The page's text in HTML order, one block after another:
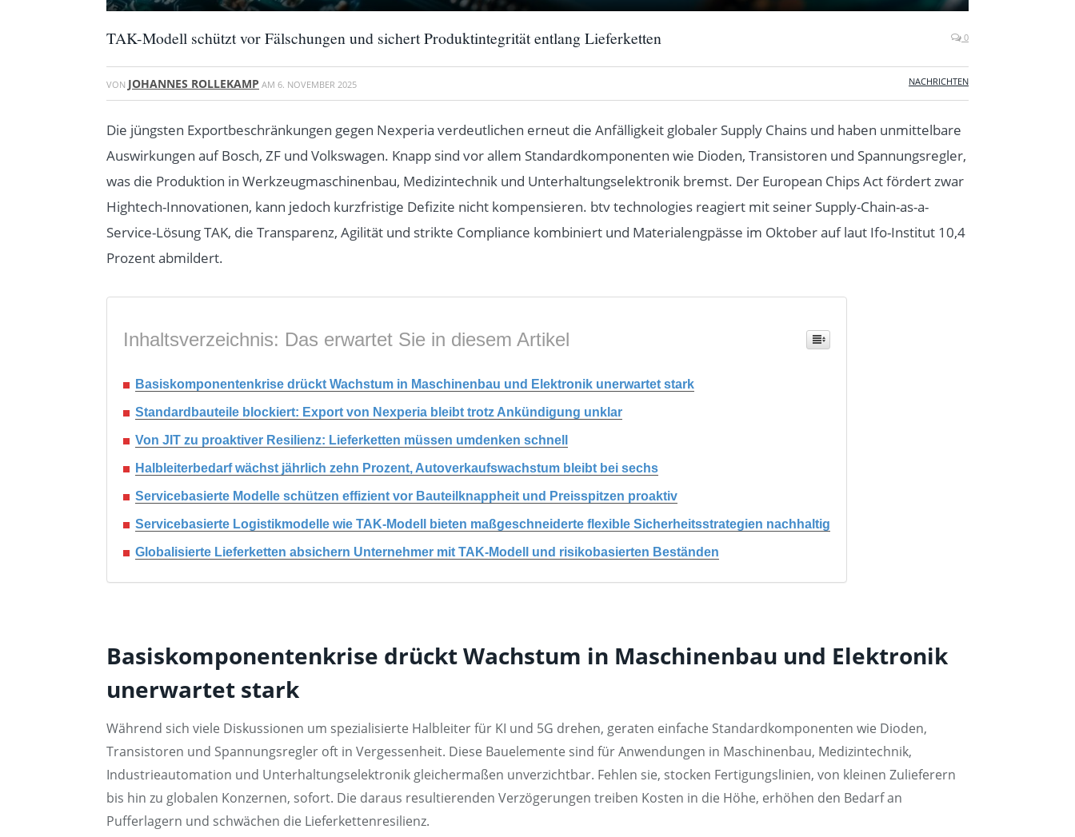
TAK-Modell schützt vor Fälschungen und sichert Produktintegrität entlang Lieferketten 0
VON JOHANNES ROLLEKAMP AM 6. NOVEMBER 2025 NACHRICHTEN
Die jüngsten Exportbeschränkungen gegen Nexperia verdeutlichen erneut die Anfälligkeit globaler Supply Chains und haben unmittelbare
Auswirkungen auf Bosch, ZF und Volkswagen. Knapp sind vor allem Standardkomponenten wie Dioden, Transistoren und Spannungsregler,
was die Produktion in Werkzeugmaschinenbau, Medizintechnik und Unterhaltungselektronik bremst. Der European Chips Act fördert zwar
Hightech-Innovationen, kann jedoch kurzfristige Defizite nicht kompensieren. btv technologies reagiert mit seiner Supply-Chain-as-a-
Service-Lösung TAK, die Transparenz, Agilität und strikte Compliance kombiniert und Materialengpässe im Oktober auf laut Ifo-Institut 10,4
Prozent abmildert.
Inhaltsverzeichnis: Das erwartet Sie in diesem Artikel
Basiskomponentenkrise drückt Wachstum in Maschinenbau und Elektronik unerwartet stark
Standardbauteile blockiert: Export von Nexperia bleibt trotz Ankündigung unklar
Von JIT zu proaktiver Resilienz: Lieferketten müssen umdenken schnell
Halbleiterbedarf wächst jährlich zehn Prozent, Autoverkaufswachstum bleibt bei sechs
Servicebasierte Modelle schützen effizient vor Bauteilknappheit und Preisspitzen proaktiv
Servicebasierte Logistikmodelle wie TAK-Modell bieten maßgeschneiderte flexible Sicherheitsstrategien nachhaltig
Globalisierte Lieferketten absichern Unternehmer mit TAK-Modell und risikobasierten Beständen
Basiskomponentenkrise drückt Wachstum in Maschinenbau und Elektronik
unerwartet stark
Während sich viele Diskussionen um spezialisierte Halbleiter für KI und 5G drehen, geraten einfache Standardkomponenten wie Dioden,
Transistoren und Spannungsregler oft in Vergessenheit. Diese Bauelemente sind für Anwendungen in Maschinenbau, Medizintechnik,
Industrieautomation und Unterhaltungselektronik gleichermaßen unverzichtbar. Fehlen sie, stocken Fertigungslinien, von kleinen Zulieferern
bis hin zu globalen Konzernen, sofort. Die daraus resultierenden Verzögerungen treiben Kosten in die Höhe, erhöhen den Bedarf an
Pufferlagern und schwächen die Lieferkettenresilienz.